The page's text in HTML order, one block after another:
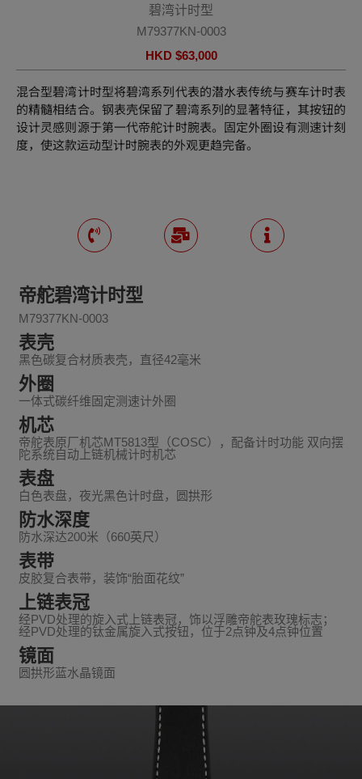
碧湾计时型
M79377KN-0003
HKD $63,000
混合型碧湾计时型将碧湾系列代表的潜水表传统与赛车计时表
的精髓相结合。钢表壳保留了碧湾系列的显著特征，其按钮的
设计灵感则源于第一代帝舵计时腕表。固定外圈设有测速计刻
度，使这款运动型计时腕表的外观更趋完备。
帝舵碧湾计时型
M79377KN-0003
表壳
黑色碳复合材质表壳，直径42毫米
外圈
一体式碳纤维固定测速计外圈
机芯
帝舵表原厂机芯MT5813型（COSC），配备计时功能 双向摆
陀系统自动上链机械计时机芯
表盘
白色表盘，夜光黑色计时盘，圆拱形
防水深度
防水深达200米（660英尺）
表带
皮胶复合表带，装饰“胎面花纹”
上链表冠
经PVD处理的旋入式上链表冠，饰以浮雕帝舵表玫瑰标志；
经PVD处理的钛金属旋入式按钮，位于2点钟及4点钟位置
镜面
圆拱形蓝水晶镜面